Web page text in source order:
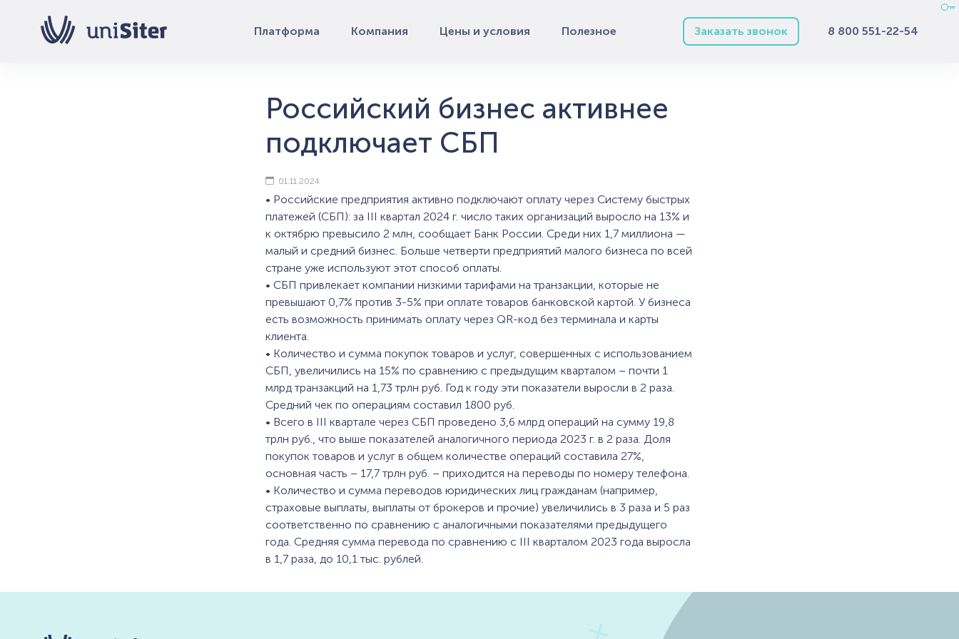
Платформа Компания Цены и условия Полезное 8 800 551-22-54
Заказать звонок
Российский бизнес активнее
подключает СБП
01.11.2024
• Российские предприятия активно подключают оплату через Систему быстрых
платежей (СБП): за III квартал 2024 г. число таких организаций выросло на 13% и
к октябрю превысило 2 млн, сообщает Банк России. Среди них 1,7 миллиона —
малый и средний бизнес. Больше четверти предприятий малого бизнеса по всей
стране уже используют этот способ оплаты.
• СБП привлекает компании низкими тарифами на транзакции, которые не
превышают 0,7% против 3-5% при оплате товаров банковской картой. У бизнеса
есть возможность принимать оплату через QR-код без терминала и карты
клиента.
• Количество и сумма покупок товаров и услуг, совершенных с использованием
СБП, увеличились на 15% по сравнению с предыдущим кварталом – почти 1
млрд транзакций на 1,73 трлн руб. Год к году эти показатели выросли в 2 раза.
Средний чек по операциям составил 1800 руб.
• Всего в III квартале через СБП проведено 3,6 млрд операций на сумму 19,8
трлн руб., что выше показателей аналогичного периода 2023 г. в 2 раза. Доля
покупок товаров и услуг в общем количестве операций составила 27%,
основная часть – 17,7 трлн руб. – приходится на переводы по номеру телефона.
• Количество и сумма переводов юридических лиц гражданам (например,
страховые выплаты, выплаты от брокеров и прочие) увеличились в 3 раза и 5 раз
соответственно по сравнению с аналогичными показателями предыдущего
года. Средняя сумма перевода по сравнению с III кварталом 2023 года выросла
в 1,7 раза, до 10,1 тыс. рублей.